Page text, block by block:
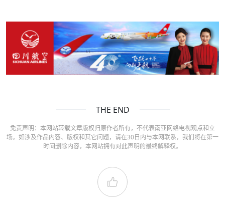
THE END
免责声明：本网站转载文章版权归原作者所有，不代表南亚网络电视观点和立
场。如涉及作品内容、版权和其它问题，请在30日内与本网联系，我们将在第一
时间删除内容，本网站拥有对此声明的最终解释权。